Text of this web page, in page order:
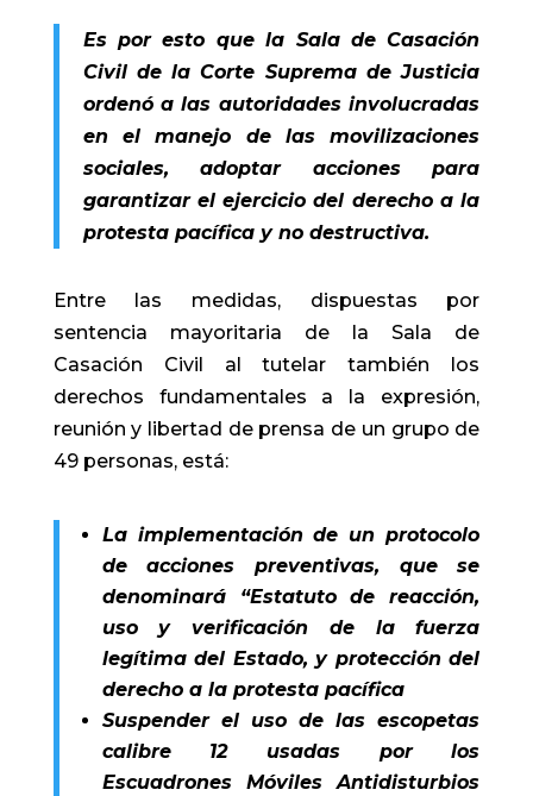
Es por esto que la Sala de Casación
Civil de la Corte Suprema de Justicia
ordenó a las autoridades involucradas
en el manejo de las movilizaciones
sociales, adoptar acciones para
garantizar el ejercicio del derecho a la
protesta pacífica y no destructiva.
Entre las medidas, dispuestas por
sentencia mayoritaria de la Sala de
Casación Civil al tutelar también los
derechos fundamentales a la expresión,
reunión y libertad de prensa de un grupo de
49 personas, está:
La implementación de un protocolo
de acciones preventivas, que se
denominará “Estatuto de reacción,
uso y verificación de la fuerza
legítima del Estado, y protección del
derecho a la protesta pacífica
Suspender el uso de las escopetas
calibre 12 usadas por los
Escuadrones Móviles Antidisturbios